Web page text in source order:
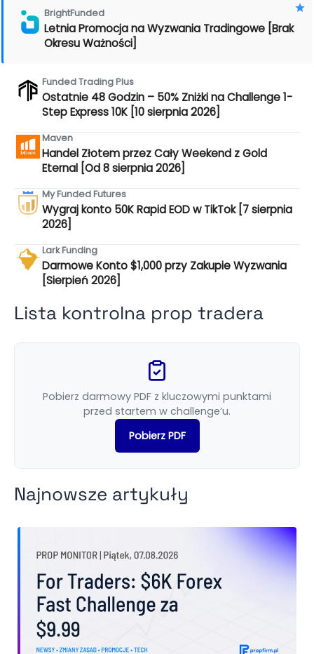
BrightFunded
Letnia Promocja na Wyzwania Tradingowe [Brak
Okresu Ważności]
Funded Trading Plus
Ostatnie 48 Godzin – 50% Zniżki na Challenge 1-
Step Express 10K [10 sierpnia 2026]
Maven
Handel Złotem przez Cały Weekend z Gold
Eternal [Od 8 sierpnia 2026]
My Funded Futures
Wygraj konto 50K Rapid EOD w TikTok [7 sierpnia
2026]
Lark Funding
Darmowe Konto $1,000 przy Zakupie Wyzwania
[Sierpień 2026]
Lista kontrolna prop tradera
Pobierz darmowy PDF z kluczowymi punktami
przed startem w challenge’u.
Pobierz PDF
Najnowsze artykuły